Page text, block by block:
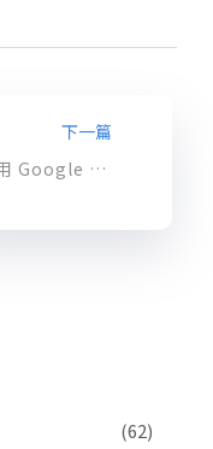
下一篇
採用 Google Workspace，提升利潤、生產力與安全防護 – Part1
(62)